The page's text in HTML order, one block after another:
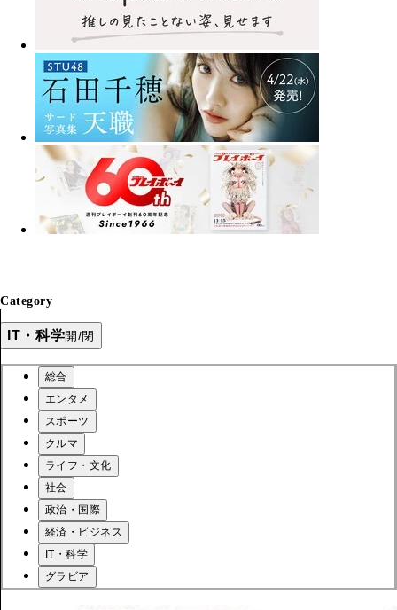
Category
IT・科学開/閉
総合
エンタメ
スポーツ
クルマ
ライフ・文化
社会
政治・国際
経済・ビジネス
IT・科学
グラビア